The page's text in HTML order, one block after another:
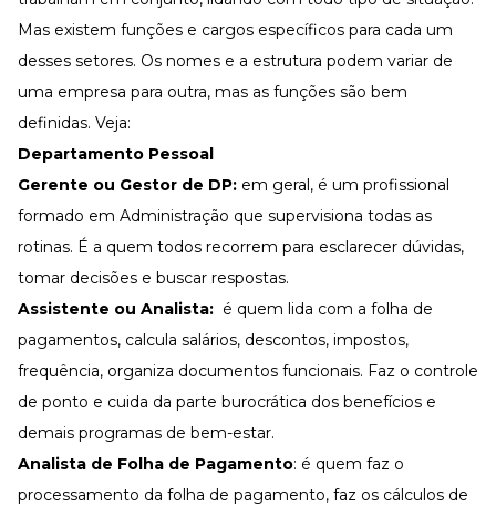
Mas existem funções e cargos específicos para cada um
desses setores. Os nomes e a estrutura podem variar de
uma empresa para outra, mas as funções são bem
definidas. Veja:
Departamento Pessoal
Gerente ou Gestor de DP: em geral, é um profissional
formado em Administração que supervisiona todas as
rotinas. É a quem todos recorrem para esclarecer dúvidas,
tomar decisões e buscar respostas.
Assistente ou Analista: é quem lida com a folha de
pagamentos, calcula salários, descontos, impostos,
frequência, organiza documentos funcionais. Faz o controle
de ponto e cuida da parte burocrática dos benefícios e
demais programas de bem-estar.
Analista de Folha de Pagamento: é quem faz o
processamento da folha de pagamento, faz os cálculos de